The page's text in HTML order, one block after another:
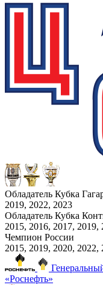
Обладатель Кубка
2019, 2022, 2023
Обладатель Кубка
2015, 2016, 2017, 2019,
Чемпион России
2015, 2019, 2020, 2022,
«Роснефть»